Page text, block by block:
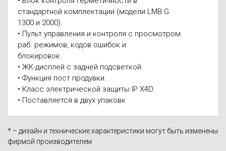
стандартной комплектации (модели LMB G
1300 и 2000).
• Пульт управления и контроля с просмотром
раб. режимов, кодов ошибок и
блокировок.
• ЖК-дисплей с задней подсветкой.
• Функция пост продувки.
• Класс электрической защиты IP X4D.
• Поставляется в двух упаковк
* – дизайн и технические характеристики могут быть изменены
фирмой производителем